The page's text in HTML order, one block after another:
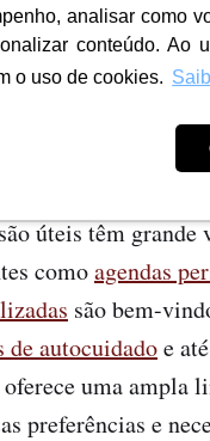
analisar como
conteúdo. Ao
o uso de cookies.
personalizadas
significativa
Criativos
úteis têm
comoagendas
são bem-
de autocuidadoe até
oferece uma ampla
preferências e